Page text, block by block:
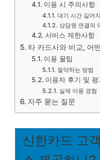
이용 시 주의사항
대기 시간 길어
상담원 연결의
서비스 제한사항
타 카드사와 비교, 어
이용 꿀팁
절약하는 방법
이용자 후기 및 평
실제 이용 경험
자주 묻는 질문
신한카드 고